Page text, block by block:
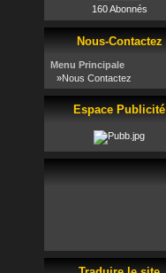
160 Abonnés
Nous-Contactez
Menu Principale
»Nous Contactez
Espace Publicité